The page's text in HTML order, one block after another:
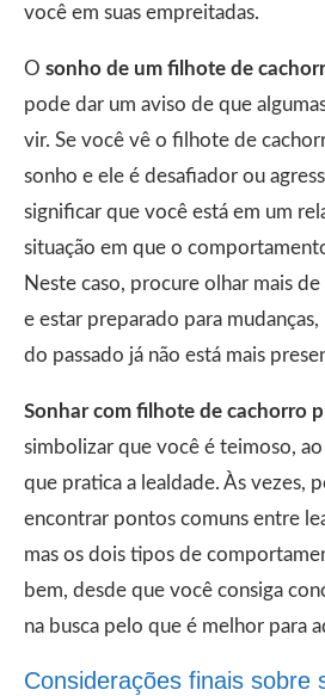
você em suas empreitadas.
O sonho de um filhote de
pode dar um aviso de que
vir. Se você vê o filhote de
sonho e ele é desafiador ou
significar que você está em um
situação em que o
Neste caso, procure olhar mais
e estar preparado para
do passado já não está mais
Sonhar com filhote de cachorro
simbolizar que você é teimoso,
que pratica a lealdade. Às vezes,
encontrar pontos comuns entre
mas os dois tipos de
bem, desde que você consiga
na busca pelo que é melhor para
Considerações finais sobre